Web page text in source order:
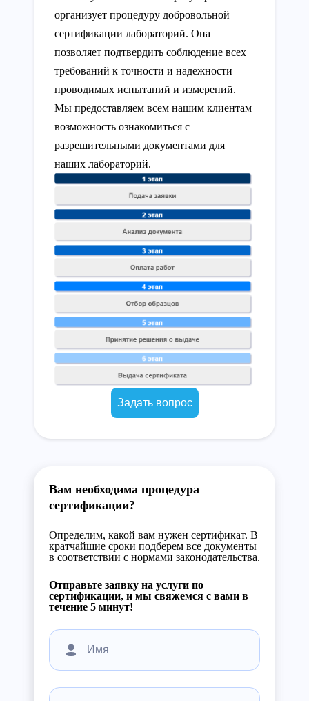
организует процедуру добровольной
сертификации лабораторий. Она
позволяет подтвердить соблюдение всех
требований к точности и надежности
проводимых испытаний и измерений.
Мы предоставляем всем нашим клиентам
возможность ознакомиться с
разрешительными документами для
наших лабораторий.
Задать вопрос
Вам необходима процедура
сертификации?
Определим, какой вам нужен сертификат. В
кратчайшие сроки подберем все документы
в соответствии с нормами законодательства.
Отправьте заявку на услуги по
сертификации, и мы свяжемся с вами в
течение 5 минут!